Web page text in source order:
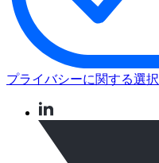
プライバシーに関する選択